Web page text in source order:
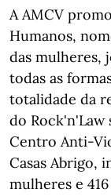
A AMCV
Humanos,
das mulheres,
todas as
totalidade da
do Rock'n'Law
Centro Anti-
Casas Abrigo,
mulheres e